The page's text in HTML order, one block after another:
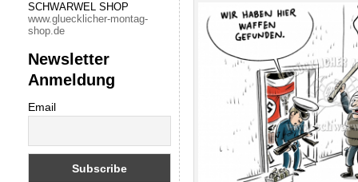
SCHWARWEL SHOP
www.gluecklicher-montag-
shop.de
Newsletter
Anmeldung
Email